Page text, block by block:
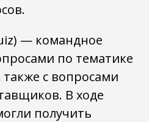
— командное
по тематике
также с вопросами
В ходе
получить